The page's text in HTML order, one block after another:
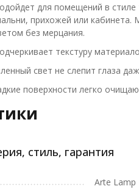
для помещений в
прихожей или кабинета.
без мерцания.
текстуру
свет не слепит глаза
поверхности легко
стиль, гарантия
Arte Lamp